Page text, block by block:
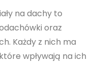
na dachy to
oraz
Każdy z nich ma
wpływają na ich